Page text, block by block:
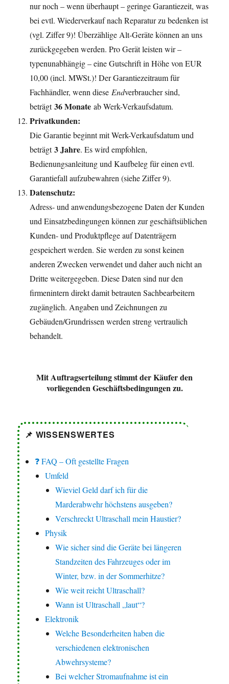
nur noch – wenn überhaupt – geringe Garantiezeit, was
bei evtl. Wiederverkauf nach Reparatur zu bedenken ist
(vgl. Ziffer 9)! Überzählige Alt-Geräte können an uns
zurückgegeben werden. Pro Gerät leisten wir –
typenunabhängig – eine Gutschrift in Höhe von EUR
10,00 (incl. MWSt.)! Der Garantiezeitraum für
Fachhändler, wenn diese Endverbraucher sind,
beträgt36 Monate ab Werk-Verkaufsdatum.
Privatkunden:
Die Garantie beginnt mit Werk-Verkaufsdatum und
beträgt3 Jahre. Es wird empfohlen,
Bedienungsanleitung und Kaufbeleg für einen evtl.
Garantiefall aufzubewahren (siehe Ziffer 9).
Datenschutz:
Adress- und anwendungsbezogene Daten der Kunden
und Einsatzbedingungen können zur geschäftsüblichen
Kunden- und Produktpflege auf Datenträgern
gespeichert werden. Sie werden zu sonst keinen
anderen Zwecken verwendet und daher auch nicht an
Dritte weitergegeben. Diese Daten sind nur den
firmenintern direkt damit betrauten Sachbearbeitern
zugänglich. Angaben und Zeichnungen zu
Gebäuden/Grundrissen werden streng vertraulich
behandelt.
Mit Auftragserteilung stimmt der Käufer den
vorliegenden Geschäftsbedingungen zu.
📌 WISSENSWERTES
❓ FAQ – Oft gestellte Fragen
Umfeld
Wieviel Geld darf ich für die
Marderabwehr höchstens ausgeben?
Verschreckt Ultraschall mein Haustier?
Physik
Wie sicher sind die Geräte bei längeren
Standzeiten des Fahrzeuges oder im
Winter, bzw. in der Sommerhitze?
Wie weit reicht Ultraschall?
Wann ist Ultraschall „laut“?
Elektronik
Welche Besonderheiten haben die
verschiedenen elektronischen
Abwehrsysteme?
Bei welcher Stromaufnahme ist ein